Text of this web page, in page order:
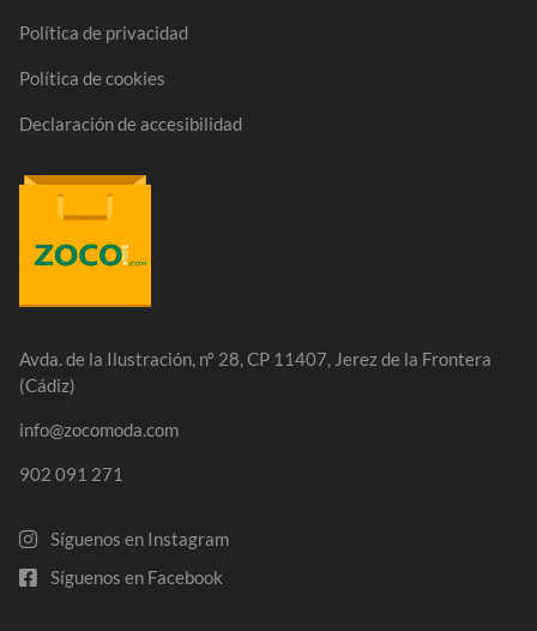
Política de privacidad
Política de cookies
Declaración de accesibilidad
Avda. de la Ilustración, nº 28, CP 11407, Jerez de la Frontera
(Cádiz)
info@zocomoda.com
902 091 271
Síguenos en Instagram
Síguenos en Facebook